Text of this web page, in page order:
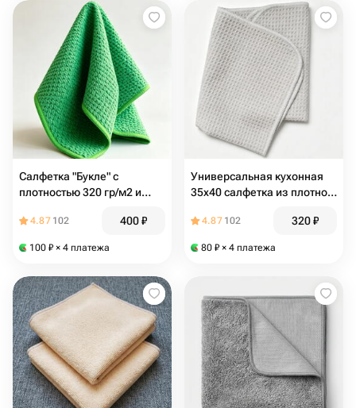
Салфетка "Букле" с
плотностью 320 гр/м2 и
4.87 102 400₽
100 ₽ × 4 платежа
Универсальная кухонная
35х40 салфетка из плотной
4.87 102 320₽
80 ₽ × 4 платежа